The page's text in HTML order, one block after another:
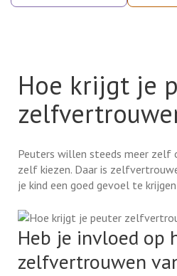
Hoe krijgt je
Peuters willen steeds meer zelf
zelf kiezen. Daar is
je kind een goed gevoel te
Heb je invloed op
zelfvertrouwen